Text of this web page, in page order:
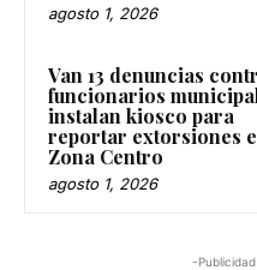
agosto 1, 2026
Van 13 denuncias
funcionarios
instalan kiosco para
reportar extorsiones
Zona Centro
agosto 1, 2026
-